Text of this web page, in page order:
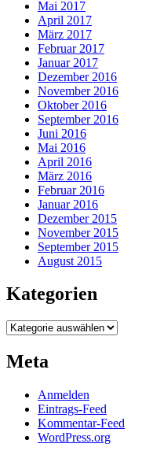
Mai 2017
April 2017
März 2017
Februar 2017
Januar 2017
Dezember 2016
November 2016
Oktober 2016
September 2016
Juni 2016
Mai 2016
April 2016
März 2016
Februar 2016
Januar 2016
Dezember 2015
November 2015
September 2015
August 2015
Kategorien
Kategorien
Meta
Anmelden
Eintrags-Feed
Kommentar-Feed
WordPress.org